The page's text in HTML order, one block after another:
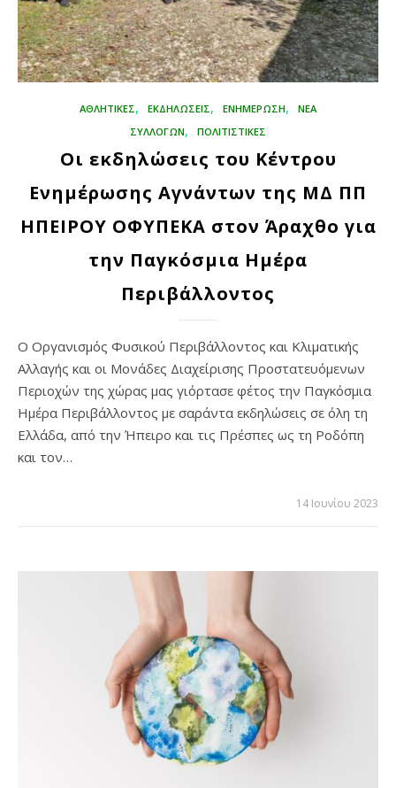
ΑΘΛΗΤΙΚΈΣ, ΕΚΔΗΛΏΣΕΙΣ, ΕΝΗΜΕΡΩΣΗ,
ΝΕΑ
ΣΥΛΛΟΓΩΝ, ΠΟΛΙΤΙΣΤΙΚΈΣ
Οι εκδηλώσεις του Κέντρου
Ενημέρωσης Αγνάντων της ΜΔ ΠΠ
ΗΠΕΙΡΟΥ ΟΦΥΠΕΚΑ στον Άραχθο για
την Παγκόσμια Ημέρα
Περιβάλλοντος
Ο Οργανισμός Φυσικού Περιβάλλοντος και Κλιματικής
Αλλαγής και οι Μονάδες Διαχείρισης Προστατευόμενων
Περιοχών της χώρας μας γιόρτασε φέτος την Παγκόσμια
Ημέρα Περιβάλλοντος με σαράντα εκδηλώσεις σε όλη τη
Ελλάδα, από την Ήπειρο και τις Πρέσπες ως τη Ροδόπη
και τον…
14 Ιουνίου 2023